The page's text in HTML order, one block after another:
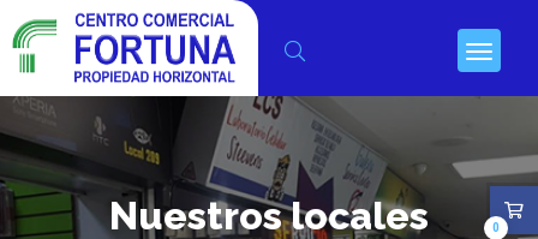
Nuestros locales 0